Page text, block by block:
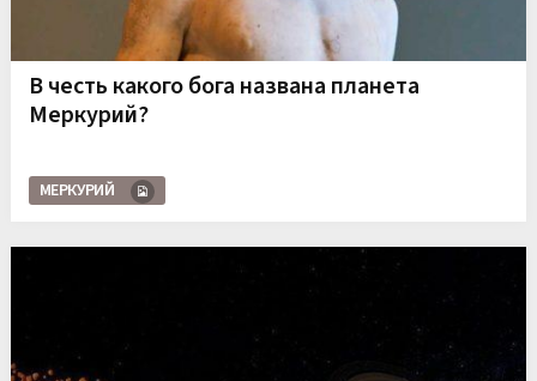
В честь какого бога названа планета
Меркурий?
МЕРКУРИЙ